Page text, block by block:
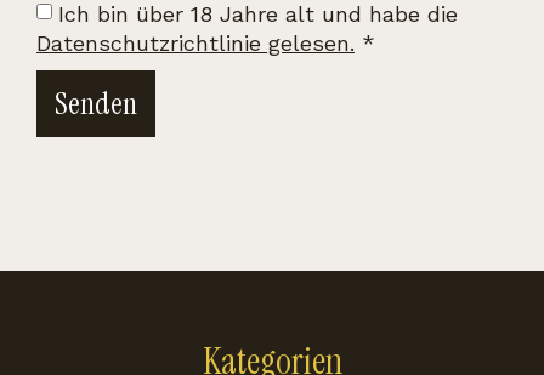
Ich bin über 18 Jahre alt und habe die
Datenschutzrichtlinie gelesen. *
Senden
Kategorien